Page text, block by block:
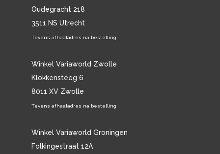
Oudegracht 218
3511 NS Utrecht
Tevens afhaaladres na bestelling
Winkel Variaworld Zwolle
Klokkensteeg 6
8011 XV Zwolle
Tevens afhaaladres na bestelling
Winkel Variaworld Groningen
Folkingestraat 12A